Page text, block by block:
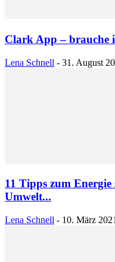
Clark App – brauche
Lena Schnell - 31. August
11 Tipps zum Energie
Umwelt...
Lena Schnell - 10. März 2021